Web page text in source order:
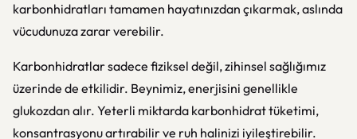
karbonhidratları tamamen hayatınızdan çıkarmak, aslında
vücudunuza zarar verebilir.
Karbonhidratlar sadece fiziksel değil, zihinsel sağlığımız
üzerinde de etkilidir. Beynimiz, enerjisini genellikle
glukozdan alır. Yeterli miktarda karbonhidrat tüketimi,
konsantrasyonu artırabilir ve ruh halinizi iyileştirebilir.